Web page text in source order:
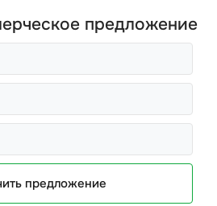
предложение
предложение